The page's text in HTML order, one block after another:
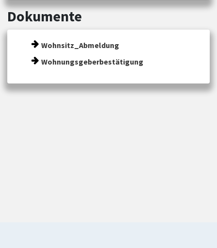
Dokumente
Wohnsitz_Abmeldung
Wohnungsgeberbestätigung